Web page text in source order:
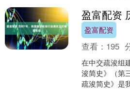
油日产量超2....
盈富配资
查看： 195
在中交疏浚组
浚简史》（第
疏浚简史》是